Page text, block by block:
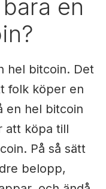
en
hel bitcoin. Det
folk köper en
en hel bitcoin
att köpa till
På så sätt
belopp,